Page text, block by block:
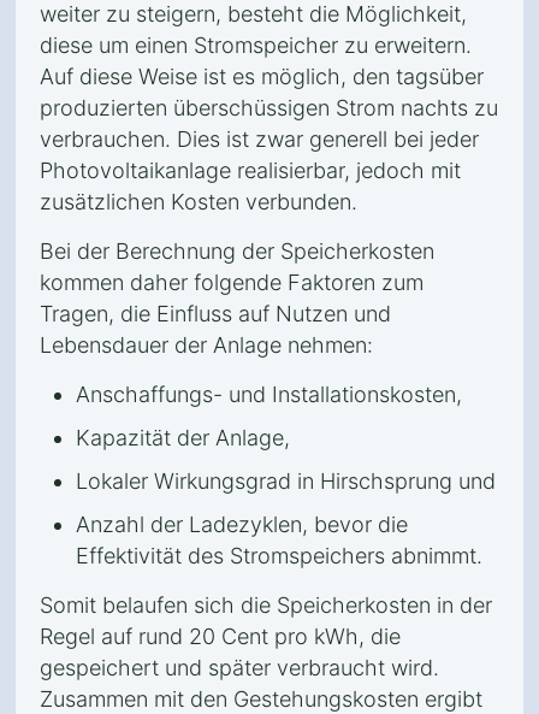
weiter zu steigern, besteht die Möglichkeit,
diese um einen Stromspeicher zu erweitern.
Auf diese Weise ist es möglich, den tagsüber
produzierten überschüssigen Strom nachts zu
verbrauchen. Dies ist zwar generell bei jeder
Photovoltaikanlage realisierbar, jedoch mit
zusätzlichen Kosten verbunden.
Bei der Berechnung der Speicherkosten
kommen daher folgende Faktoren zum
Tragen, die Einfluss auf Nutzen und
Lebensdauer der Anlage nehmen:
Anschaffungs- und Installationskosten,
Kapazität der Anlage,
Lokaler Wirkungsgrad in Hirschsprung und
Anzahl der Ladezyklen, bevor die
Effektivität des Stromspeichers abnimmt.
Somit belaufen sich die Speicherkosten in der
Regel auf rund 20 Cent pro kWh, die
gespeichert und später verbraucht wird.
Zusammen mit den Gestehungskosten ergibt